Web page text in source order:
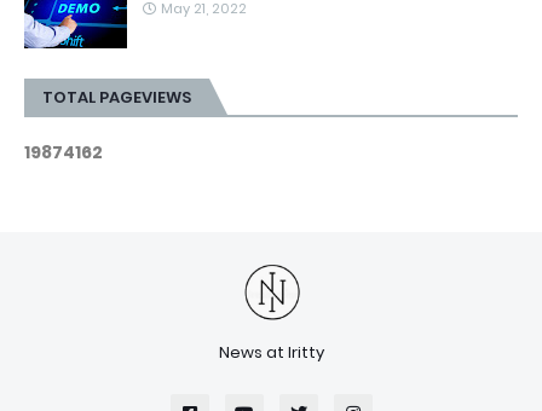
May 21, 2022
TOTAL PAGEVIEWS
19874162
News at Iritty